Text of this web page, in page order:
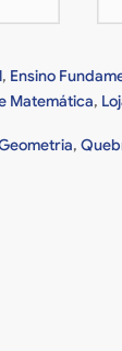
, Ensino
Matemática,
,